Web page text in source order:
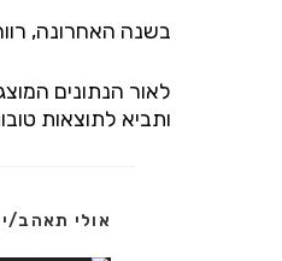
בשנה האחרונה, רווחיה צמחו ב 9.2% ל 1.65 מיליארד דולר. לחברה יחס חוב-הון של כ0.27
לאור הנתונים
ותביא לתוצאות
אולי תאהב/